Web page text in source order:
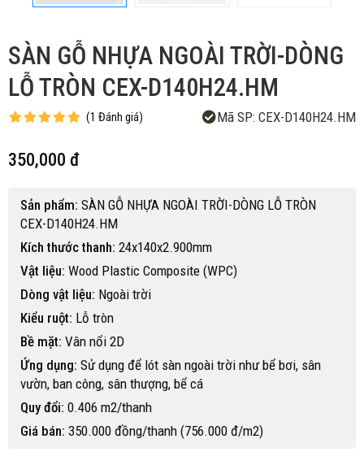
SÀN GỖ NHỰA NGOÀI TRỜI-DÒNG
LỖ TRÒN CEX-D140H24.HM
(1 Đánh giá) Mã SP: CEX-D140H24.HM
350,000 đ
Sản phẩm: SÀN GỖ NHỰA NGOÀI TRỜI-DÒNG LỖ TRÒN
CEX-D140H24.HM
Kích thước thanh: 24x140x2.900mm
Vật liệu: Wood Plastic Composite (WPC)
Dòng vật liệu: Ngoài trời
Kiểu ruột: Lỗ tròn
Bề mặt: Vân nổi 2D
Ứng dụng: Sử dụng để lót sàn ngoài trời như bể bơi, sân
vườn, ban công, sân thượng, bể cá
Quy đổi: 0.406 m2/thanh
Giá bán: 350.000 đồng/thanh (756.000 đ/m2)